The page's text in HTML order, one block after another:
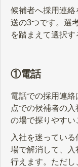
候補者へ採用連
送の3つです。選
を踏まえて選択す
①電話
電話での採用連
点での候補者の
の場で探りやすい
入社を迷ってい
場で解消して、
行えます。ただ